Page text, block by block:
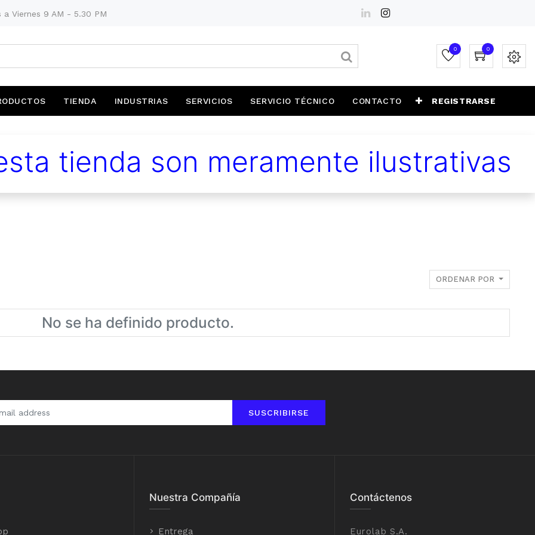
a Viernes 9 AM - 5.30 PM
0 0
TIENDA INDUSTRIAS SERVICIOS SERVICIO TÉCNICO CONTACTO REGISTRARSE
tienda son meramente ilustrativas
ORDENAR POR
No se ha definido producto.
SUSCRIBIRSE
Nuestra Compañía
Entrega
Contáctenos
Eurolab S.A.